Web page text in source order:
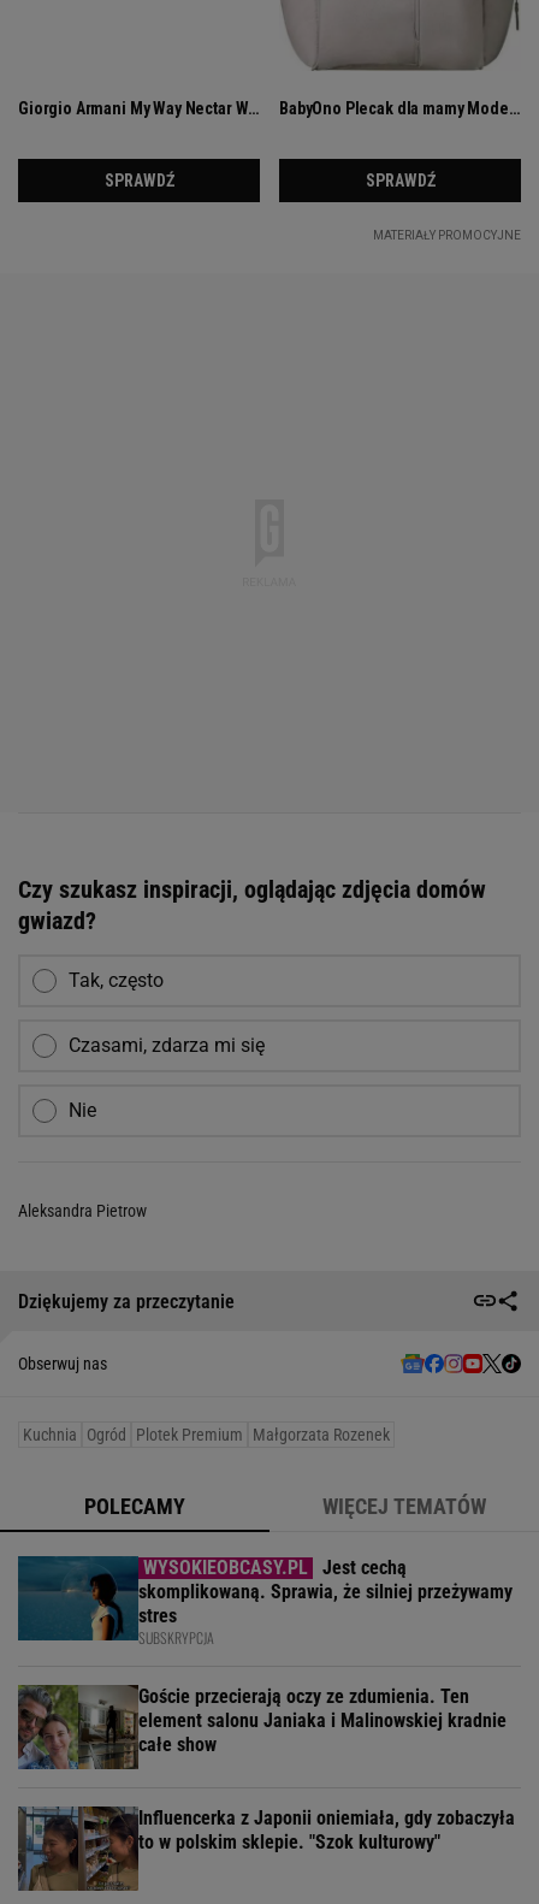
Czy szukasz inspiracji, oglądając zdjęcia domów
gwiazd?
Tak, często
Czasami, zdarza mi się
Nie
Aleksandra Pietrow
Dziękujemy za przeczytanie
Obserwuj nas
Kuchnia Ogród Plotek Premium Małgorzata Rozenek
POLECAMY WIĘCEJ TEMATÓW
Jest cechą
skomplikowaną. Sprawia, że silniej przeżywamy
stres
SUBSKRYPCJA
Goście przecierają oczy ze zdumienia. Ten
element salonu Janiaka i Malinowskiej kradnie
całe show
Influencerka z Japonii oniemiała, gdy zobaczyła
to w polskim sklepie. "Szok kulturowy"